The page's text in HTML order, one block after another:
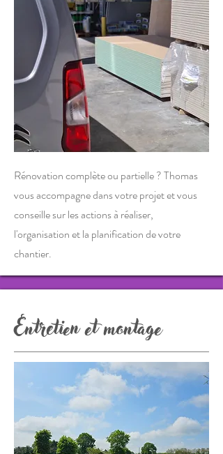
Rénovation complète ou partielle ? Thomas
vous accompagne dans votre projet et vous
conseille sur les actions à réaliser,
l'organisation et la planification de votre
chantier.
Entretien et montage